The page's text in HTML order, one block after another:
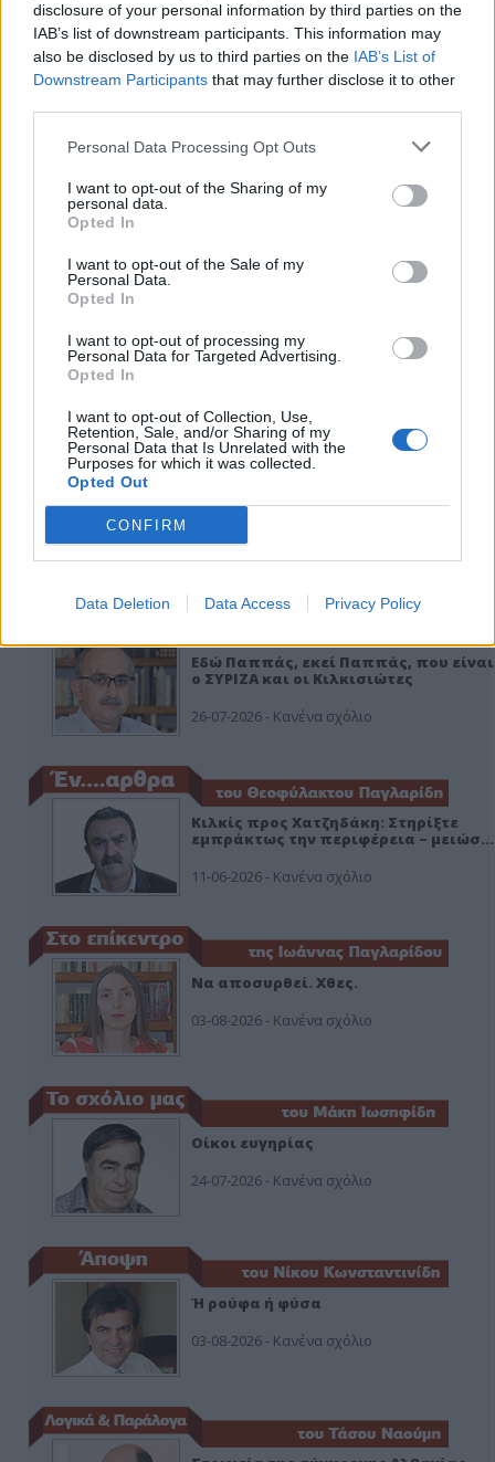
disclosure of your personal information by third parties on the
IAB’s list of downstream participants. This information may
also be disclosed by us to third parties on the IAB’s List of
Downstream Participants that may further disclose it to other
Personal Data Processing Opt Outs
I want to opt-out of the Sharing of my
personal data.
Opted In
I want to opt-out of the Sale of my
Personal Data.
Opted In
I want to opt-out of processing my
Personal Data for Targeted Advertising.
Opted In
I want to opt-out of Collection, Use,
Retention, Sale, and/or Sharing of my
Personal Data that Is Unrelated with the
Purposes for which it was collected.
Opted Out
CONFIRM
Data Deletion Data Access Privacy Policy
Ειδήσεις 5-8-2026
Εδώ Παππάς, εκεί Παππάς, που είναι
ο ΣΥΡΙΖΑ και οι Κιλκισιώτες
26-07-2026 - Κανένα σχόλιο
Κιλκίς προς Χατζηδάκη: Στηρίξτε
εμπράκτως την περιφέρεια – μειώσ…
11-06-2026 - Κανένα σχόλιο
Να αποσυρθεί. Χθες.
03-08-2026 - Κανένα σχόλιο
Οίκοι ευγηρίας
24-07-2026 - Κανένα σχόλιο
Ή ρούφα ή φύσα
03-08-2026 - Κανένα σχόλιο